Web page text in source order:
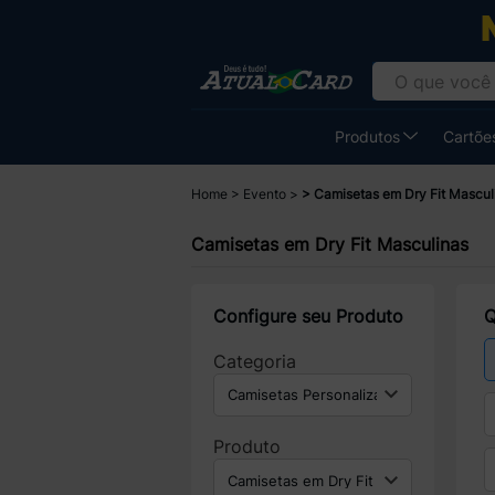
Produtos
Home Evento Camisetas em Dry Fit
Camisetas em Dry Fit Masculinas
Configure seu Produto
Categoria
Produto